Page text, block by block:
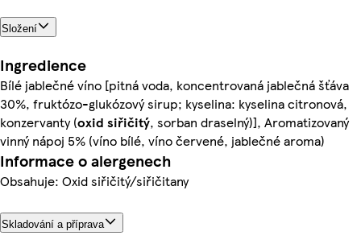
Složení
Ingredience
Bílé jablečné víno [pitná voda, koncentrovaná jablečná šťáva
30%, fruktózo-glukózový sirup; kyselina: kyselina citronová,
konzervanty (oxid siřičitý, sorban draselný)], Aromatizovaný
vinný nápoj 5% (víno bílé, víno červené, jablečné aroma)
Informace o alergenech
Obsahuje: Oxid siřičitý/siřičitany
Skladování a příprava